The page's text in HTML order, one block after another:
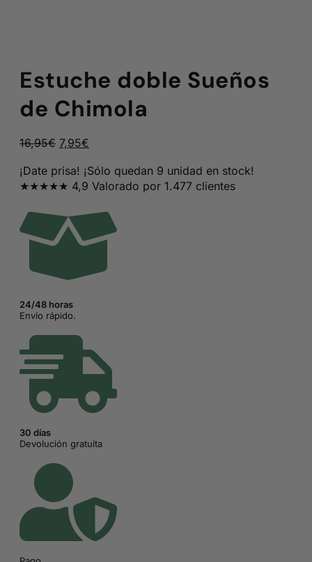
Estuche doble Sueños
de Chimola
16,95€ El
original
era:
16,95€.
7,95€
actual
es:
7,95€.
¡Date prisa! ¡Sólo quedan 9 unidad en stock!
★★★★★ 4,9 Valorado por 1.477 clientes
24/48 horas
Envío rápido.
30 días
Devolución gratuita